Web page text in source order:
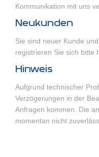
Kommunikation mit uns
Neukunden
Sie sind neuer Kunde
registrieren Sie sich bitte
Hinweis
Aufgrund technischer
Verzögerungen in der
Anfragen kommen. Die
momentan nicht